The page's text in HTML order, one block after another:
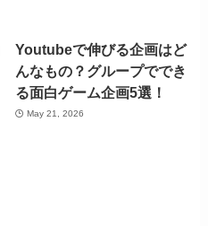
Youtubeで伸びる企画はど
んなもの？グループででき
る面白ゲーム企画5選！
May 21, 2026